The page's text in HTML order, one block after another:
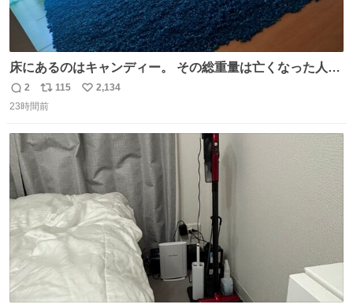
床にあるのはキャンディー。 その総重量は亡くなった人と
同等の重さだそうです。 鑑賞者は一つ持ち帰れますが、亡
くなった人の一部を持ち帰っているような感覚になりまし
術館
返
信
2
リ
ポ
ト
115
い
2,134
23時間前